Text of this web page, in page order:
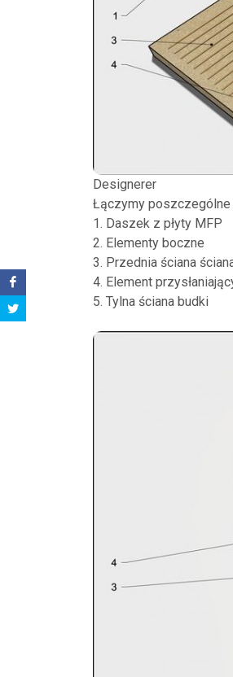
Designerer
Łączymy poszczególne
1. Daszek z płyty MFP
2. Elementy boczne
3. Przednia ściana
4. Element
5. Tylna ściana budki